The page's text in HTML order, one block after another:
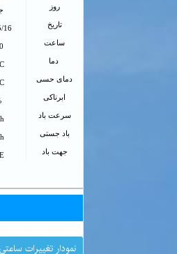
روز
تاریخ
ساعت
دما
دمای حسی
ابرناکی
سرعت باد
باد جستی
جهت باد
16
نمودار تغییرات